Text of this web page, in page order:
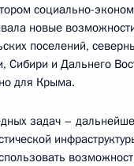
социально-
новые
поселений,
Сибири и Дальнего
для Крыма.
задач –